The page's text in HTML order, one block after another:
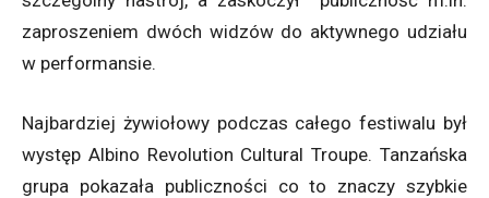
zaproszeniem dwóch widzów do aktywnego udziału
w performansie.
Najbardziej żywiołowy podczas całego festiwalu był
występ Albino Revolution Cultural Troupe. Tanzańska
grupa pokazała publiczności co to znaczy szybkie